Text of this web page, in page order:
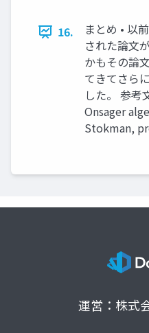
16.
まとめ • 以
された論文
かもその論
てきてさら
した。 参考
Onsager
Stokman,
運営：株式